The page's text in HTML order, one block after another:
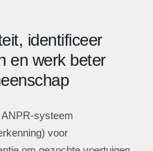
identificeer
en werk beter
systeem
voor